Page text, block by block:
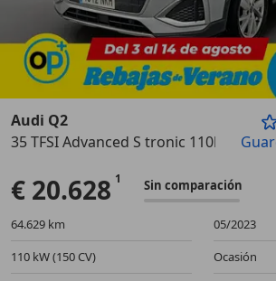
Anterior
Audi Q2
35 TFSI Advanced S tronic 110kW
€ 20.628 Sin comparación
64.629 km
05/2023
110 kW (150 CV)
Ocasión